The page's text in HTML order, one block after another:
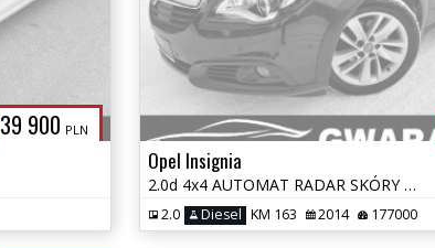
39 900 PLN
Opel Insignia
2.0d 4x4 AUTOMAT RADAR SKÓRY NAVI BI-XENON EL.KLAPA KAMERA GRZ.FOTELE
2.0 Diesel KM 163 2014 177000